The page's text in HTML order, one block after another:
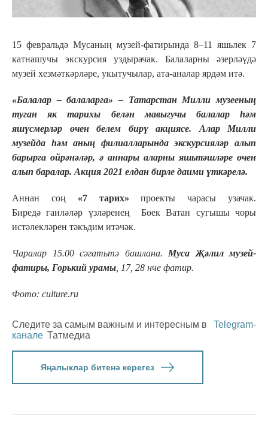
15 февральдә Мусаның музей-фатирында 8–11 яшьлек 7
катнашучы экскурсия уздырачак. Балаларны әзерләүдә
музей хезмәткәрләре, укытучылар, ата-аналар ярдәм итә.
«Балалар – балаларга» – Татарстан Милли музееның
туган як тарихы белән мавыгучы балалар һәм
яшүсмерләр өчен белем бирү акциясе. Алар Милли
музейда һәм аның филиалларында экскурсияләр алып
барырга өйрәнәләр, ә аннары аларны яшьтәшләре өчен
алып баралар. Акция 2021 елдан бирле даими үткәрелә.
Аннан соң «7 тарих» проекты чарасы узачак.
Биредә гаиләләр үзләренең Бөек Ватан сугышы чоры
истәлекләрен тәкъдим итәчәк.
Чаралар 15.00 сәгатьтә башлана. Муса Җәлил музей-
фатиры, Горький урамы , 17, 28 нче фатир.
Фото: culture.ru
Следите за самым важным и интересным в
Telegram-
канале Татмедиа
Яңалыклар битенә керегез